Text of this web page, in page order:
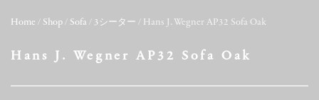
Home / Shop / Sofa / 3シーター / Hans J. Wegner AP32 Sofa Oak
Hans J. Wegner AP32 Sofa Oak